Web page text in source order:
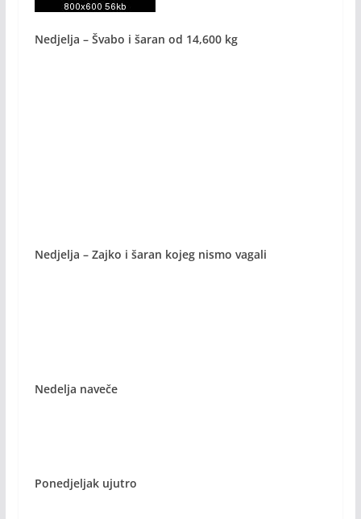
Nedjelja – Švabo i šaran od 14,600 kg
Nedjelja – Zajko i šaran kojeg nismo vagali
Nedelja naveče
Ponedjeljak ujutro